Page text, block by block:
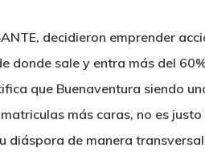
decidieron emprender
donde sale y entra más del
que Buenaventura siendo
más caras, no es
diáspora de manera